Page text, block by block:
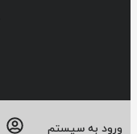
ورود به سیستم